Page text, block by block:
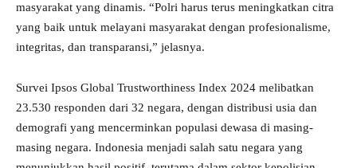
masyarakat yang dinamis. “Polri harus terus meningkatkan citra
yang baik untuk melayani masyarakat dengan profesionalisme,
integritas, dan transparansi,” jelasnya.
Survei Ipsos Global Trustworthiness Index 2024 melibatkan
23.530 responden dari 32 negara, dengan distribusi usia dan
demografi yang mencerminkan populasi dewasa di masing-
masing negara. Indonesia menjadi salah satu negara yang